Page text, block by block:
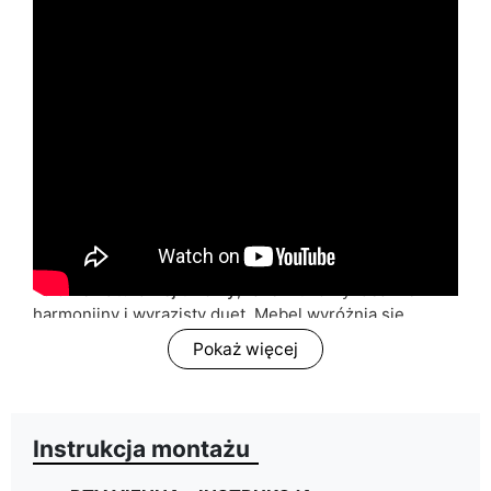
i minimalistycznym designem. Klasyczny
korpus witryny
połączony z oryginalnymi frontami w
kolorze
harmonijny i wyrazisty duet. Mebel wyróżnia się
stylistyką boh o oraz funkcjonalnością
która jest niezbędna w każdym pokoju
audio czy dekoder oraz miejsce za drzwiami, gdzie
zmieszczą się większe gabarytowo przedmioty.
Pokaż więcej
Instrukcja montażu